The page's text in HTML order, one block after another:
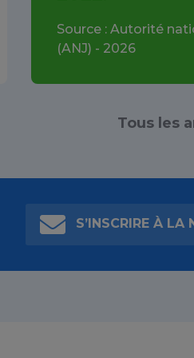
Source : Autorité
(ANJ) - 2026
Tous les
S’INSCRIRE À LA